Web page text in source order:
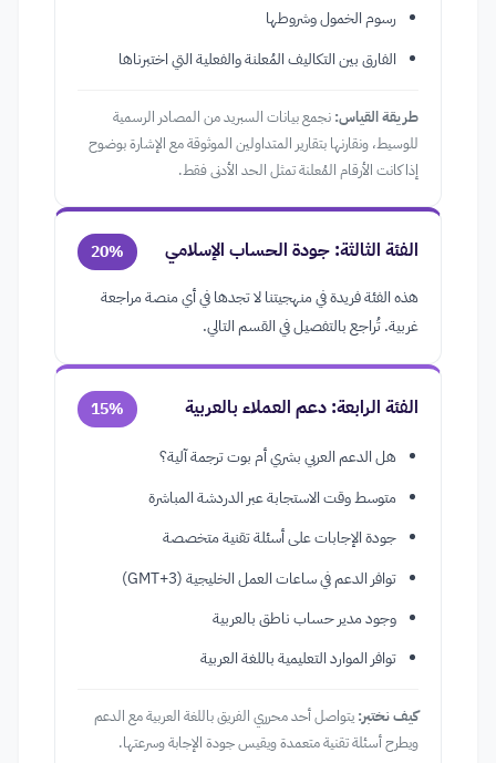
رسوم الخمول وشروطها
الفارق بين التكاليف المُعلنة والفعلية التي اختبرناها
طريقة القياس: نجمع بيانات السبريد من المصادر الرسمية
للوسيط، ونقارنها بتقارير المتداولين الموثوقة مع الإشارة بوضوح
إذا كانت الأرقام المُعلنة تمثل الحد الأدنى فقط.
الفئة الثالثة: جودة الحساب الإسلامي 20%
هذه الفئة فريدة في منهجيتنا لا تجدها في أي منصة مراجعة
غربية. تُراجع بالتفصيل في القسم التالي.
الفئة الرابعة: دعم العملاء بالعربية 15%
هل الدعم العربي بشري أم بوت ترجمة آلية؟
متوسط وقت الاستجابة عبر الدردشة المباشرة
جودة الإجابات على أسئلة تقنية متخصصة
توافر الدعم في ساعات العمل الخليجية (GMT+3)
وجود مدير حساب ناطق بالعربية
توافر الموارد التعليمية باللغة العربية
كيف نختبر: يتواصل أحد محرري الفريق باللغة العربية مع الدعم
ويطرح أسئلة تقنية متعمدة ويقيس جودة الإجابة وسرعتها.